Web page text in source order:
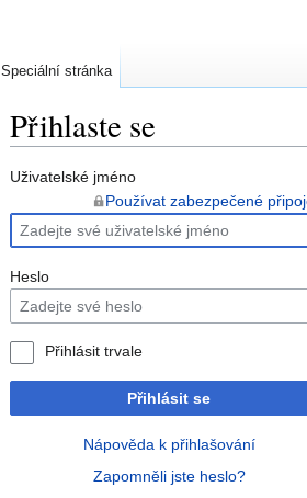
Přihlaste se
Skočit
navigaci
Skočit
vyhledávání
Uživatelské jméno
Používat zabezpečené
Heslo
Přihlásit trvale
Přihlásit se
Nápověda k přihlašování
Zapomněli jste heslo?
Speciální stránka